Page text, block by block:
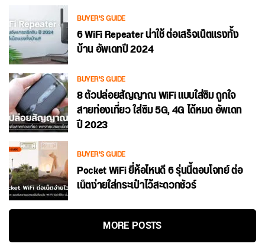
BUYER'S GUIDE
6 WiFi Repeater น่าใช้ ต่อเสร็จเน็ตแรงทั้ง
บ้าน อัพเดทปี 2024
BUYER'S GUIDE
8 ตัวปล่อยสัญญาณ WiFi แบบใส่ซิม ถูกใจ
สายท่องเที่ยว ใส่ซิม 5G, 4G ได้หมด อัพเดท
ปี 2023
BUYER'S GUIDE
Pocket WiFi ยี่ห้อไหนดี 6 รุ่นนี้ตอบโจทย์ ต่อ
เน็ตง่ายใส่กระเป๋าไว้สะดวกชัวร์
MORE POSTS